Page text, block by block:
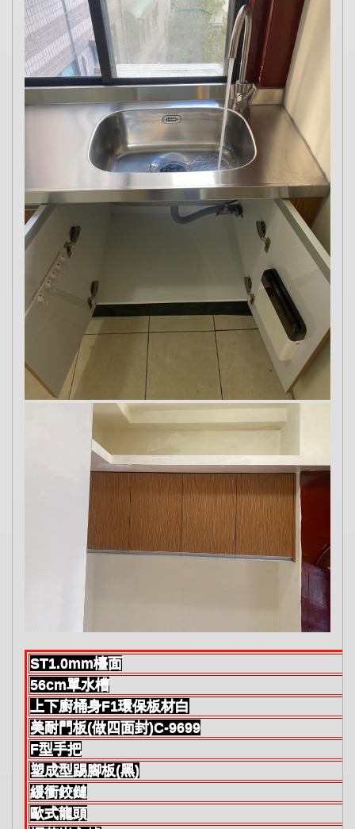
ST1.0mm檯面
56cm單水槽
上下廚桶身F1環保板材白
美耐門板(做四面封)C-9699
F型手把
塑成型踢腳板(黑)
緩衝鉸鏈
歐式龍頭